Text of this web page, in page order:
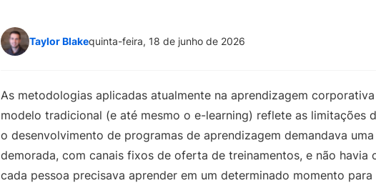
Taylor Blakequinta-feira, 18 de junho de 2026
As metodologias aplicadas atualmente na aprendizagem
modelo tradicional (e até mesmo o e-learning) reflete as limitações
o desenvolvimento de programas de aprendizagem demandava
demorada, com canais fixos de oferta de treinamentos, e não havia
cada pessoa precisava aprender em um determinado momento